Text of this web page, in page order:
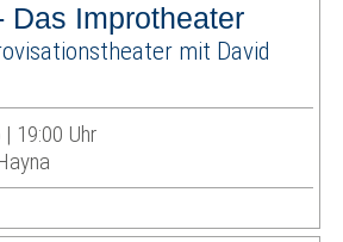
Das Improtheater
mit David
19:00 Uhr